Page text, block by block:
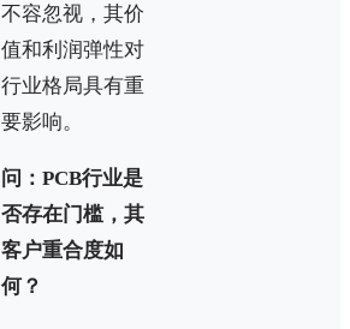
不容忽视，其价
值和利润弹性对
行业格局具有重
要影响。
问：PCB行业是
否存在门槛，其
客户重合度如
何？